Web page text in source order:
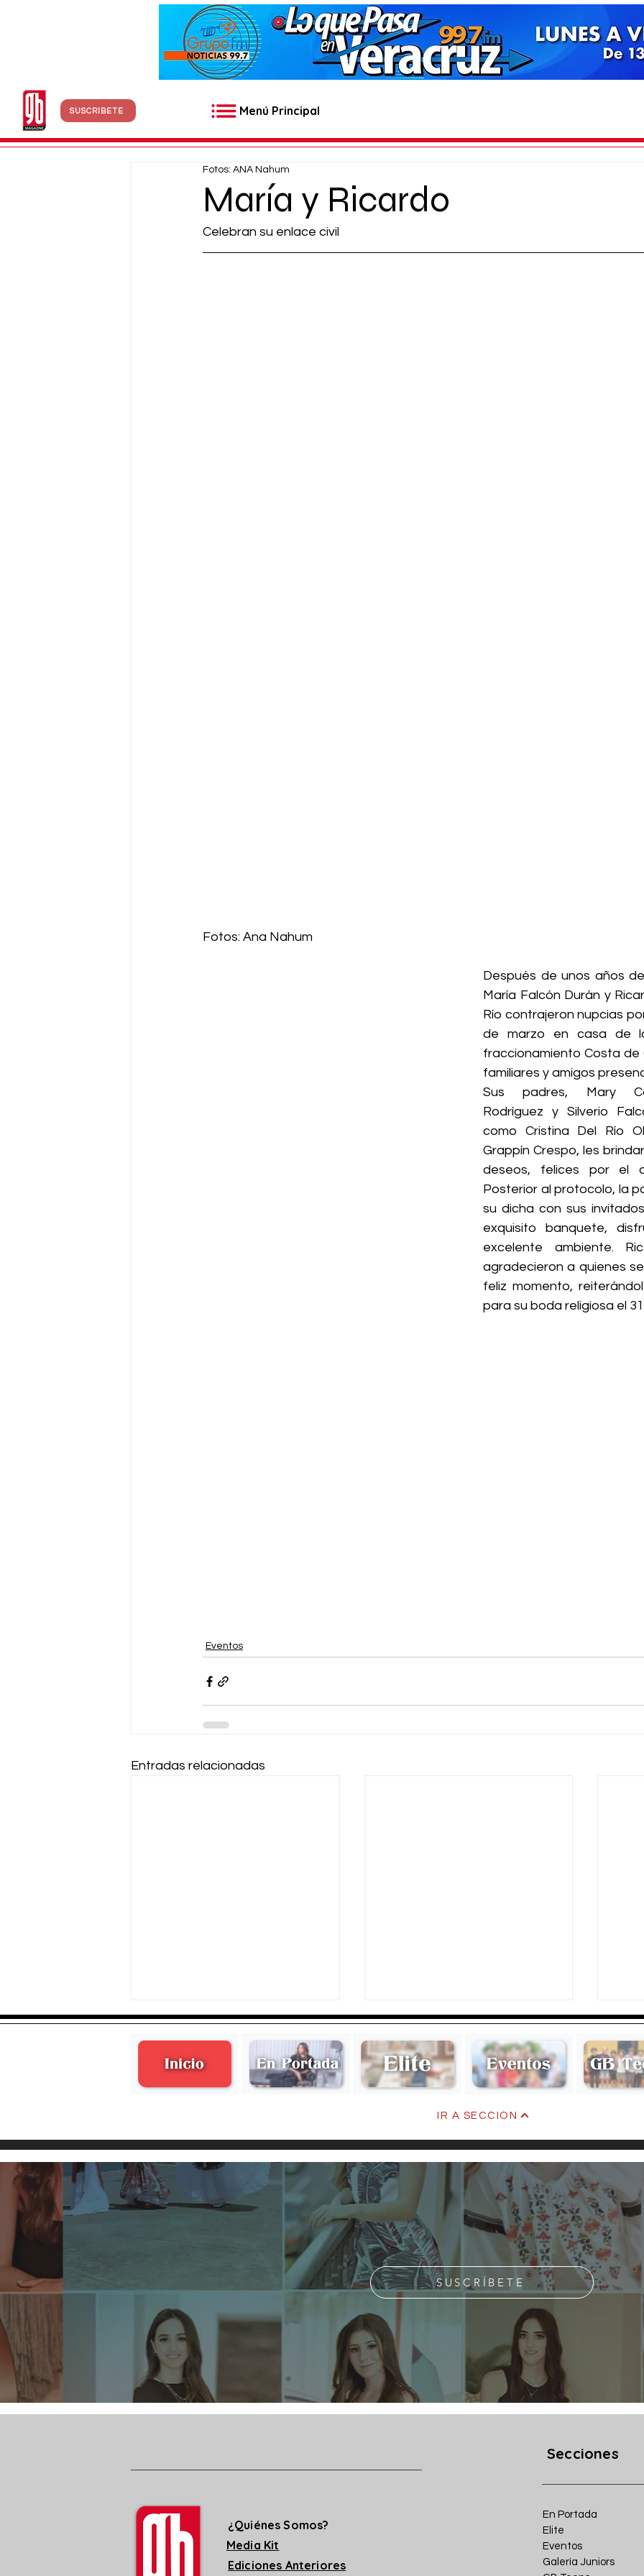
SUSCRÍBETE Menú Principal
María y Ricardo
Fotos: ANA Nahum
Celebran su enlace civil
Fotos: Ana Nahum
Después de unos años
María Falcón Durán y
Río contrajeron nupcias
de marzo en casa de
fraccionamiento Costa de
familiares y amigos
Sus padres, Mary
Rodríguez y Silverio
como Cristina Del Río
Grappín Crespo, les
deseos, felices por el
Posterior al protocolo, la
su dicha con sus
exquisito banquete,
excelente ambiente.
agradecieron a quienes
feliz momento,
para su boda religiosa el
Eventos
Entradas relacionadas
Ignacio Levet propone
Andrea Díaz acepta casarse
IR A SECCIÓN
SUSCRÍBETE
¿Quiénes Somos?
Media Kit
Ediciones Anteriores
Secciones
En Portada
Elite
Eventos
Galería Juniors